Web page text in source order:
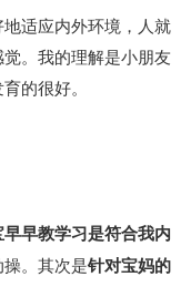
适应内外环境，人就
。我的理解是小朋友
的很好。
早早教学习是符合我内
。其次是针对宝妈的